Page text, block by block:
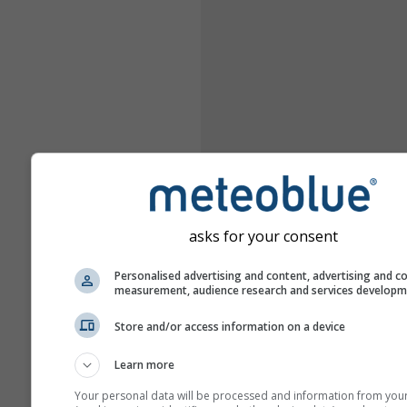
asks for your consent
Personalised advertising and content, advertising and
measurement, audience research and services
Store and/or access information on a device
Learn more
Your personal data will be processed and information from